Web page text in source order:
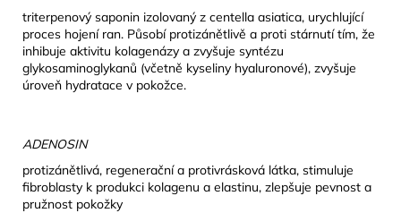
triterpenový saponin izolovaný z centella asiatica, urychlující
proces hojení ran. Působí protizánětlivě a proti stárnutí tím, že
inhibuje aktivitu kolagenázy a zvyšuje syntézu
glykosaminoglykanů (včetně kyseliny hyaluronové), zvyšuje
úroveň hydratace v pokožce.
ADENOSIN
protizánětlivá, regenerační a protivrásková látka, stimuluje
fibroblasty k produkci kolagenu a elastinu, zlepšuje pevnost a
pružnost pokožky